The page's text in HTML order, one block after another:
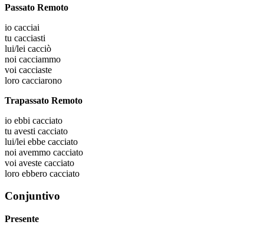
Passato Remoto
io cacciai
tu cacciasti
lui/lei cacciò
noi cacciammo
voi cacciaste
loro cacciarono
Trapassato Remoto
io ebbi cacciato
tu avesti cacciato
lui/lei ebbe cacciato
noi avemmo cacciato
voi aveste cacciato
loro ebbero cacciato
Conjuntivo
Presente